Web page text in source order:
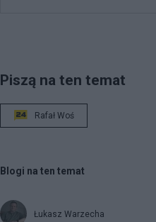
Piszą na ten temat
Rafał Woś
Blogi na ten temat
Łukasz Warzecha